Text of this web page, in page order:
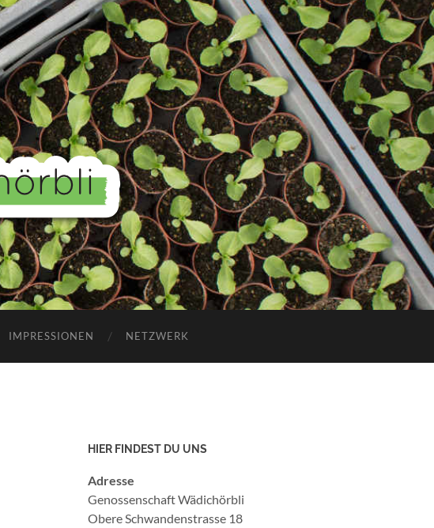
IMPRESSIONEN NETZWERK
HIER FINDEST DU UNS
Adresse
Genossenschaft Wädichörbli
Obere Schwandenstrasse 18